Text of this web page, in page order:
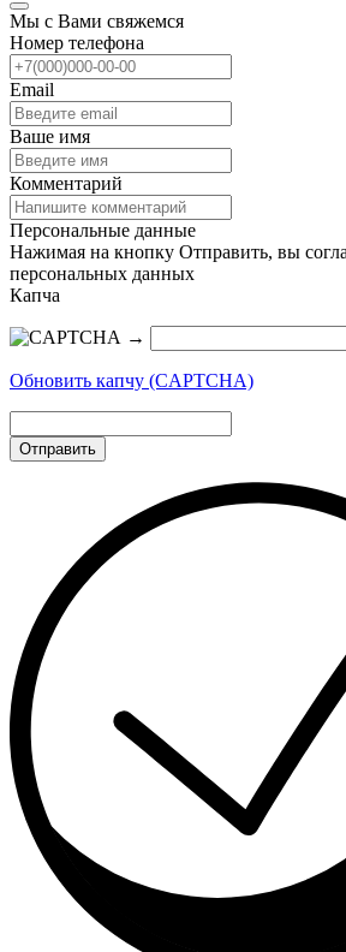
Мы с Вами свяжемся
Номер телефона
Email
Ваше имя
Комментарий
Персональные данные
Нажимая на кнопку Отправить, вы
персональных данных
Капча
→
Обновить капчу (CAPTCHA)
Отправить